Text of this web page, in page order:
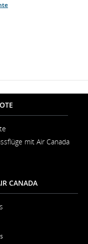
mit Air Canada
CANADA